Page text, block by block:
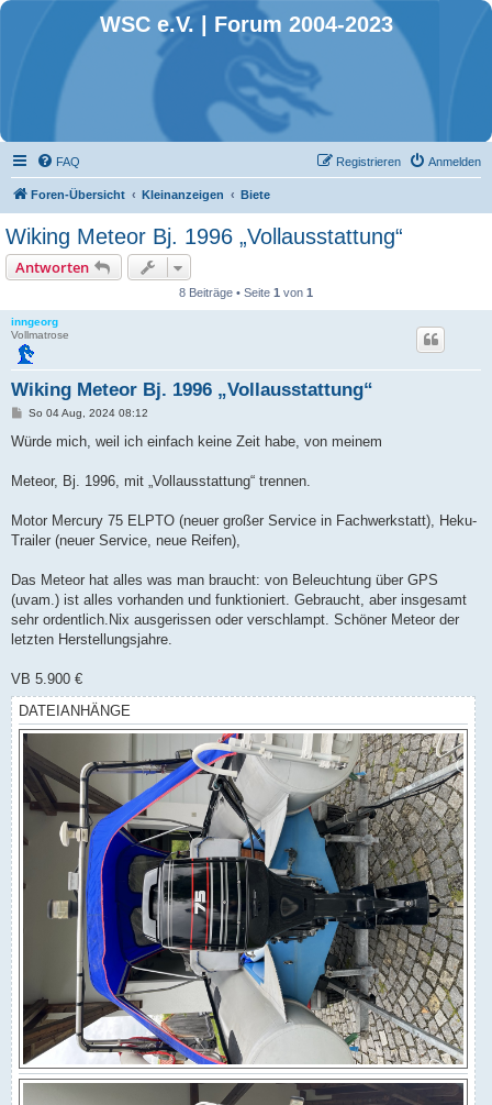
WSC e.V. | Forum 2004-2023
FAQ Anmelden
Registrieren
Foren-Übersicht Kleinanzeigen Biete
Wiking Meteor Bj. 1996 „Vollausstattung“
Antworten
8 Beiträge • Seite 1 von 1
inngeorg
Vollmatrose
Wiking Meteor Bj. 1996 „Vollausstattung“
B
i
a
So 04 Aug, 2024 08:12
Würde mich, weil ich einfach keine Zeit habe, von meinem
Meteor, Bj. 1996, mit „Vollausstattung“ trennen.
Motor Mercury 75 ELPTO (neuer großer Service in Fachwerkstatt), Heku-
Trailer (neuer Service, neue Reifen),
Das Meteor hat alles was man braucht: von Beleuchtung über GPS
(uvam.) ist alles vorhanden und funktioniert. Gebraucht, aber insgesamt
sehr ordentlich.Nix ausgerissen oder verschlampt. Schöner Meteor der
letzten Herstellungsjahre.
VB 5.900 €
DATEIANHÄNGE